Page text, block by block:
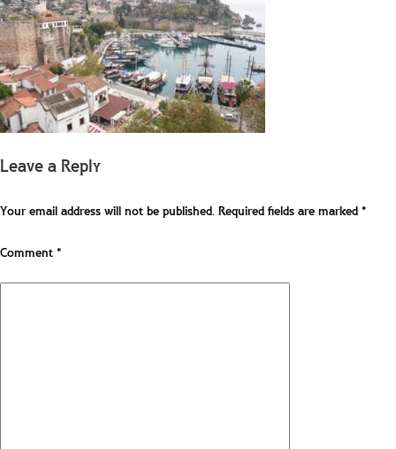
Leave a Reply
Your email address will not be published.Required fields are marked*
Comment*